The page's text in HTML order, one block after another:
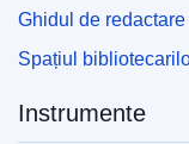
Ghidul de redactare
Spațiul
Instrumente